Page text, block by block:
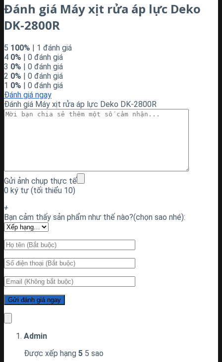
Đánh giá Máy xịt rửa áp lực Deko
DK-2800R
5 100% | 1 đánh giá
4 0% | 0 đánh giá
3 0% | 0 đánh giá
2 0% | 0 đánh giá
1 0% | 0 đánh giá
Đánh giá ngay
Đánh giá Máy xịt rửa áp lực Deko DK-2800R
Gửi ảnh chụp thực tế
0 ký tự (tối thiểu 10)
+
Bạn cảm thấy sản phẩm như thế nào?(chọn sao nhé):
Admin
Được xếp hạng 5 5 sao